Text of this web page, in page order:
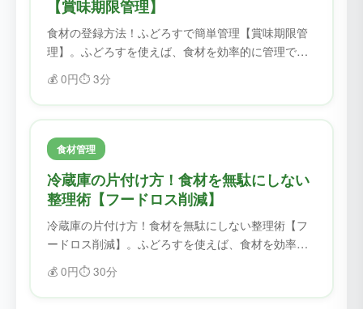
【賞味期限管理】
食材の登録方法！ふどろすで簡単管理【賞味期限管
理】。ふどろすを使えば、食材を効率的に管理でき
ます。賞味期限を忘れることがなくなり、フードロ
スを削減できます。
💰 0円⏱️ 3分
食材管理
冷蔵庫の片付け方！食材を無駄にしない
整理術【フードロス削減】
冷蔵庫の片付け方！食材を無駄にしない整理術【フ
ードロス削減】。ふどろすを使えば、食材を効率的
に管理できます。賞味期限を忘れることがなくな
り、フードロスを削減できます。
💰 0円⏱️ 30分